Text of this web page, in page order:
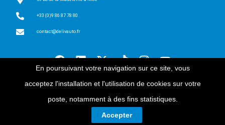
+33 (0)9 86 87 78 80
contact@delivauto.fr
En poursuivant votre navigation sur ce site, vous
acceptez l'installation et l'utilisation de cookies sur votre
poste, notamment à des fins statistiques.
Accepter